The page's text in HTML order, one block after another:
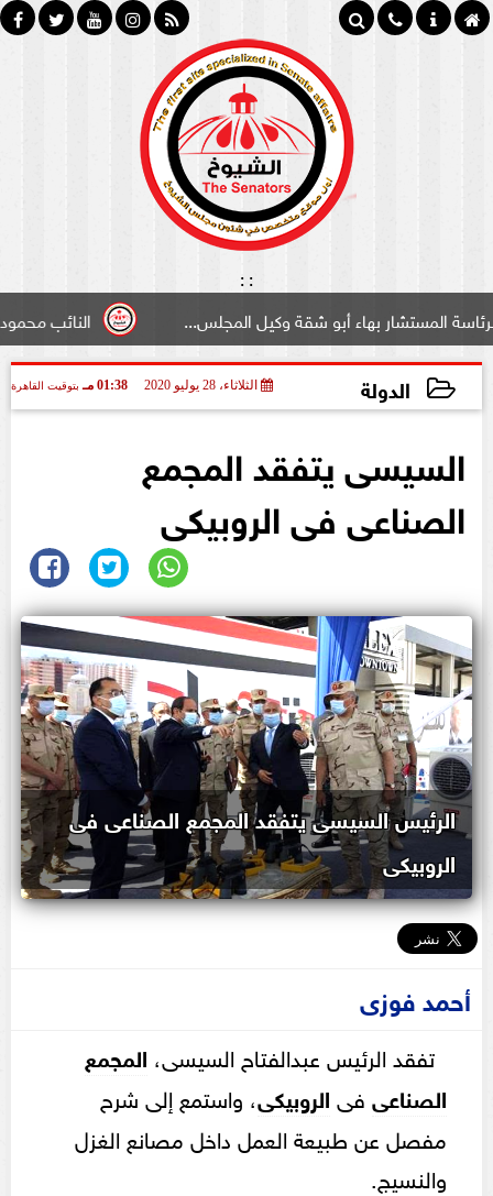
:
:
النائب محمود سامي
بهاء أبو شقة وكيل المجلس...
الدولة الثلاثاء، 28 يوليو 2020 01:38 مـ بتوقيت القاهرة
السيسى يتفقد المجمع
الصناعى فى الروبيكى
الرئيس السيسى يتفقد المجمع الصناعى فى
الروبيكى
أحمد فوزى
تفقد الرئيس عبدالفتاح السيسى، المجمع
الصناعى فى الروبيكى، واستمع إلى شرح
مفصل عن طبيعة العمل داخل مصانع الغزل
والنسيج.